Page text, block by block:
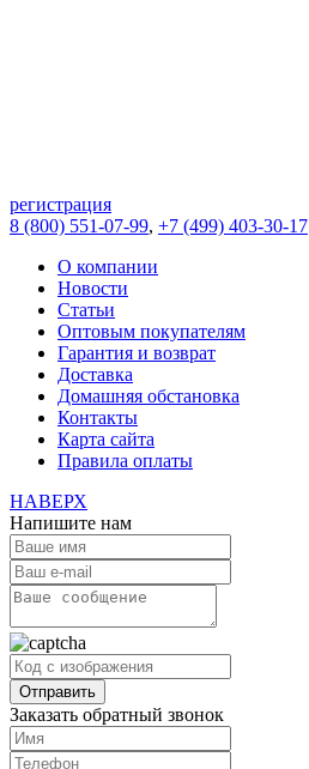
регистрация
8 (800) 551-07-99, +7 (499) 403-30-17
О компании
Новости
Статьи
Оптовым покупателям
Гарантия и возврат
Доставка
Домашняя обстановка
Контакты
Карта сайта
Правила оплаты
НАВЕРХ
Напишите нам
Заказать обратный звонок